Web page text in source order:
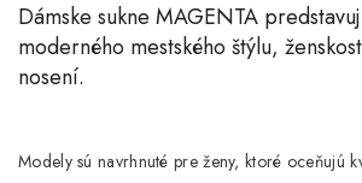
Dámske sukne MAGENTA
moderného mestského štýlu,
nosení.
Modely sú navrhnuté pre ženy, ktoré oceňujú